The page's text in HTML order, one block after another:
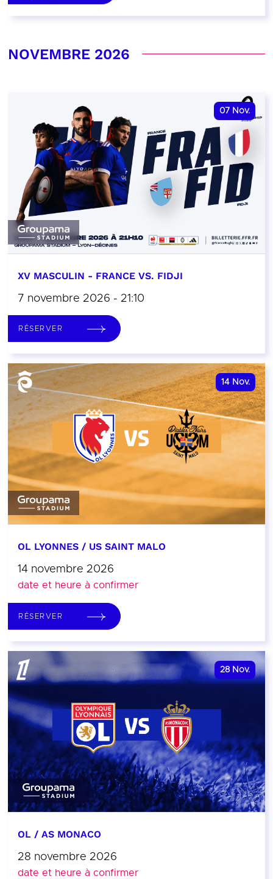
NOVEMBRE 2026
07 Nov.
XV MASCULIN - FRANCE VS. FIDJI
7 novembre 2026 - 21:10
RÉSERVER
14 Nov.
OL LYONNES / US SAINT MALO
14 novembre 2026
date et heure à confirmer
RÉSERVER
28 Nov.
OL / AS MONACO
28 novembre 2026
date et heure à confirmer